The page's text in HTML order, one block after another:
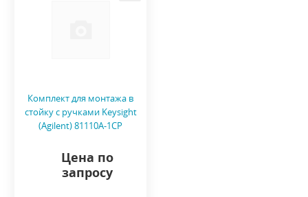
Комплект для монтажа в
стойку с ручками Keysight
(Agilent) 81110A-1CP
Цена по
запросу